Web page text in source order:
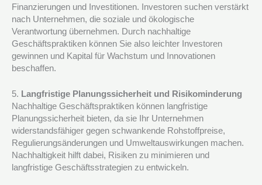
Finanzierungen und Investitionen. Investoren suchen verstärkt
nach Unternehmen, die soziale und ökologische
Verantwortung übernehmen. Durch nachhaltige
Geschäftspraktiken können Sie also leichter Investoren
gewinnen und Kapital für Wachstum und Innovationen
beschaffen.
5. Langfristige Planungssicherheit und Risikominderung
Nachhaltige Geschäftspraktiken können langfristige
Planungssicherheit bieten, da sie Ihr Unternehmen
widerstandsfähiger gegen schwankende Rohstoffpreise,
Regulierungsänderungen und Umweltauswirkungen machen.
Nachhaltigkeit hilft dabei, Risiken zu minimieren und
langfristige Geschäftsstrategien zu entwickeln.